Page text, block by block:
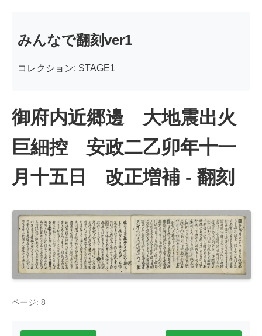
みんなで翻刻ver1
コレクション: STAGE1
御府内近郷邊 大地震出火
巨細控 安政二乙卯年十一
月十五日 改正増補 - 翻刻
ページ: 8